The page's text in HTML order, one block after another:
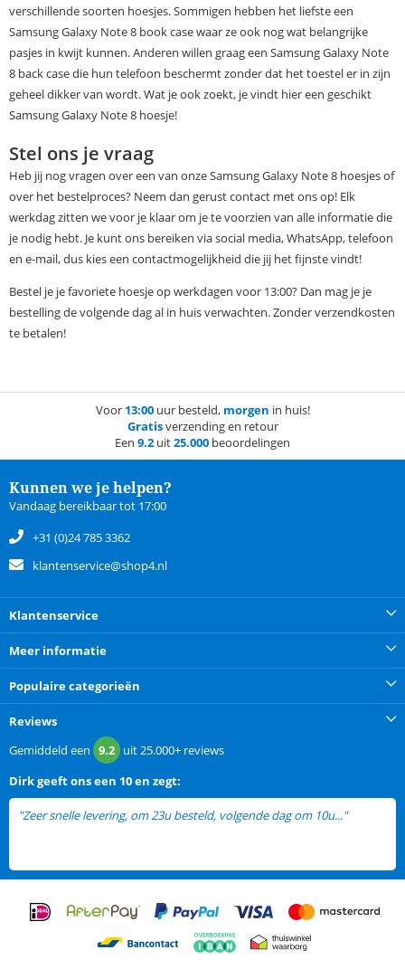
verschillende soorten hoesjes. Sommigen hebben het liefste een
Samsung Galaxy Note 8 book case waar ze ook nog wat belangrijke
pasjes in kwijt kunnen. Anderen willen graag een Samsung Galaxy Note
8 back case die hun telefoon beschermt zonder dat het toestel er in zijn
geheel dikker van wordt. Wat je ook zoekt, je vindt hier een geschikt
Samsung Galaxy Note 8 hoesje!
Stel ons je vraag
Heb jij nog vragen over een van onze Samsung Galaxy Note 8 hoesjes of
over het bestelproces? Neem dan gerust contact met ons op! Elk
werkdag zitten we voor je klaar om je te voorzien van alle informatie die
je nodig hebt. Je kunt ons bereiken via social media, WhatsApp, telefoon
en e-mail, dus kies een contactmogelijkheid die jij het fijnste vindt!
Bestel je je favoriete hoesje op werkdagen voor 13:00? Dan mag je je
bestelling de volgende dag al in huis verwachten. Zonder verzendkosten
te betalen!
Voor 13:00uur besteld, morgen in huis!
Gratisverzending en retour
Een 9.2 uit25.000 beoordelingen
Kunnen we je helpen?
Vandaag bereikbaar tot 17:00
+31 (0)24 785 3362
klantenservice@shop4.nl
Klantenservice
Meer informatie
Populaire categorieën
Reviews
Gemiddeld een 9.2 uit25.000+ reviews
Dirkgeeft ons een 10 en zegt:
"Zeer snelle levering, om 23u besteld, volgende dag om 10u..."